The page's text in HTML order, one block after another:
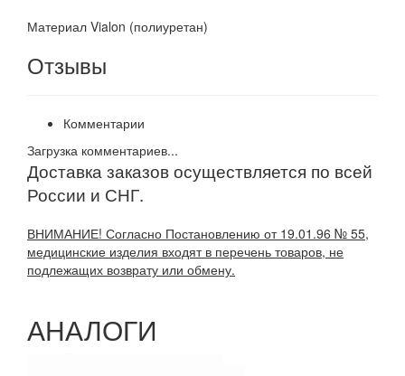
Материал Vialon (полиуретан)
Отзывы
Комментарии
Загрузка комментариев...
Доставка заказов осуществляется по всей
России и СНГ.
ВНИМАНИЕ! Согласно Постановлению от 19.01.96 № 55,
медицинские изделия входят в перечень товаров, не
подлежащих возврату или обмену.
АНАЛОГИ